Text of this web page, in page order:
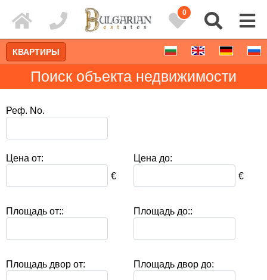
0
Расширенный поиск
КВАРТИРЫ
Поиск объекта недвижимости
Реф. No.
Цена от:
€
Цена до:
€
Площадь от:: Площадь до::
Площадь двор от: Площадь двор до: